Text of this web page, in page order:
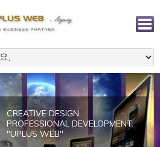
CREATIVE DESIGN,
PROFESSIONAL DEVELOPMENT.
"UPLUS WEB"